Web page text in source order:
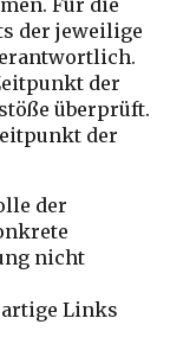
Für die
der jeweilige
der
überprüft.
der
der
nicht
Links